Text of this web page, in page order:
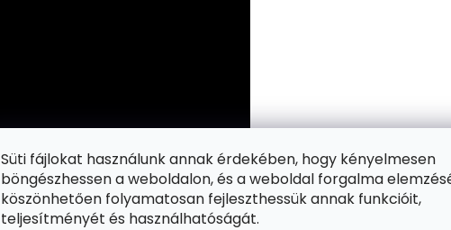
Süti fájlokat használunk annak érdekében, hogy kényelmesen
böngészhessen a weboldalon, és a weboldal forgalma
köszönhetően folyamatosan fejleszthessük annak funkcióit,
teljesítményét és használhatóságát.